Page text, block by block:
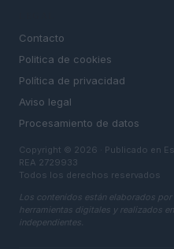
Contacto
Politica de cookies
Política de privacidad
Aviso legal
Procesamiento de datos
Copyright © 2026 · Publicado en
REA 2729933
Todos los derechos reservados
Los contenidos están elaborados
herramientas digitales y realizados
independientes.